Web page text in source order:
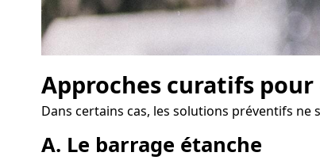
Approches curatifs
Dans certains cas, les solutions préventifs
A. Le barrage étanche